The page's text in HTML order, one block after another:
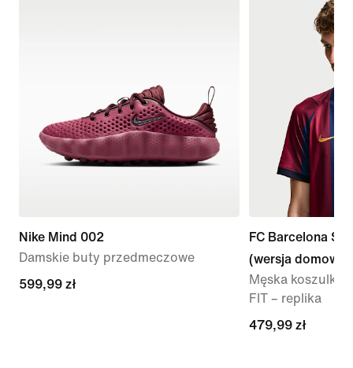
Nike Mind 002
Damskie buty przedmeczowe
599,99 zł
599,99 zł
FC Barcelona
(wersja domowa)
Męska koszulka
FIT – replika
479,99 zł
479,99 zł